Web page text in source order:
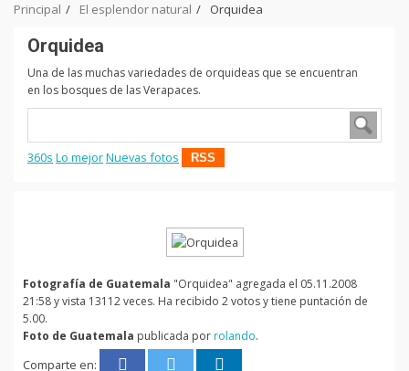
Principal El esplendor natural Orquidea
Orquidea
Una de las muchas variedades de orquideas que se encuentran
en los bosques de las Verapaces.
360s Lo mejorNuevas fotos RSS
Fotografía de Guatemala "Orquidea" agregada el 05.11.2008
21:58 y vista 13112 veces. Ha recibido 2 votos y tiene puntación de
5.00.
Foto de Guatemala publicada porrolando.
Comparte en: